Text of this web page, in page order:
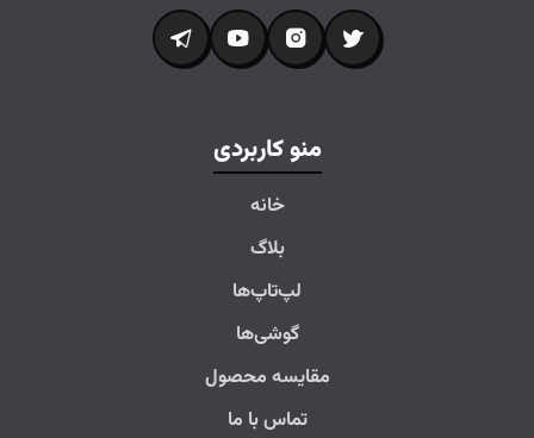
منو کاربردی
خانه
بلاگ
لپ‌تاپ‌ها
گوشی‌ها
مقایسه محصول
تماس با ما